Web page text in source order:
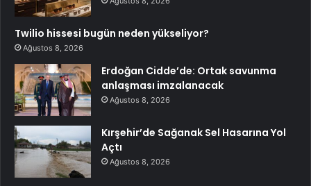
Twilio hissesi bugün neden yükseliyor?
Ağustos 8, 2026
Erdoğan Cidde’de: Ortak savunma
anlaşması imzalanacak
Ağustos 8, 2026
Kırşehir’de Sağanak Sel Hasarına Yol
Açtı
Ağustos 8, 2026